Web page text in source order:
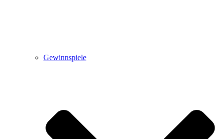
Gewinnspiele